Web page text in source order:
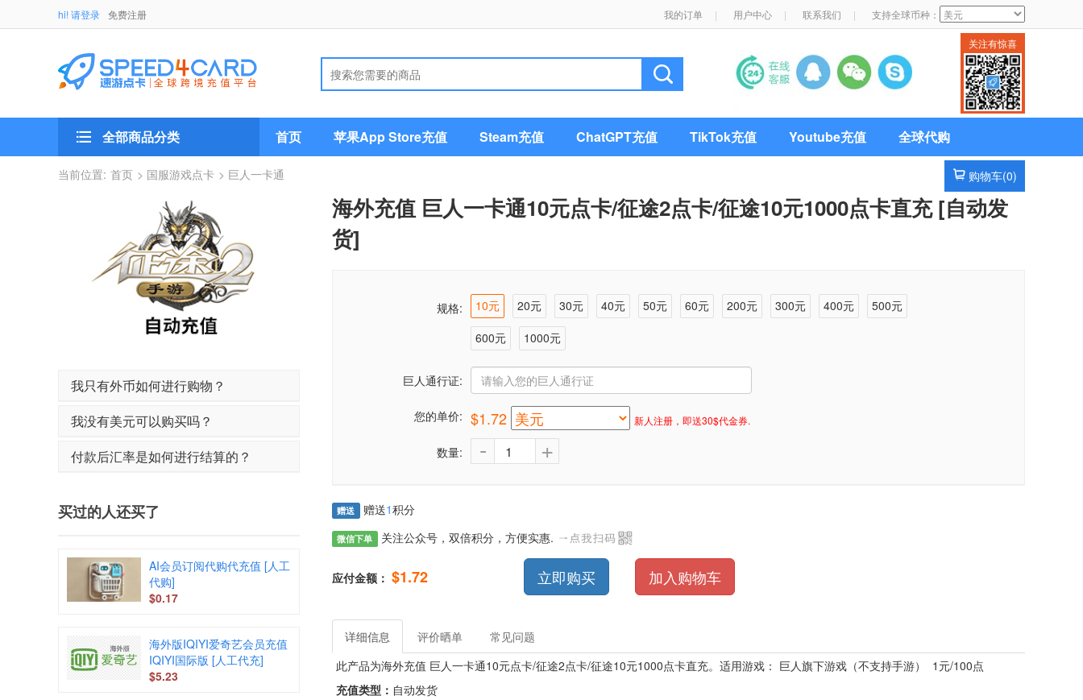
hi! 请登录 免费注册 我的订单 | 用户中心 | 联系我们 | 支持全球币种：
关注有惊喜
全部商品分类 首页 苹果App Store充值 Steam充值 ChatGPT充值 TikTok充值 Youtube充值 全球代购
购物车(0)
当前位置: 首页 > 国服游戏点卡 > 巨人一卡通
我只有外币如何进行购物？
我没有美元可以购买吗？
付款后汇率是如何进行结算的？
买过的人还买了
AI会员订阅代购代充值 [人工
代购]
$0.17
海外版IQIYI爱奇艺会员充值
IQIYI国际版 [人工代充]
$5.23
海外充值 巨人一卡通10元点卡/征途2点卡/征途10元1000点卡直充 [自动发
货]
规格: 10元 20元 30元 40元 50元 60元 200元 300元 400元
500元
600元
1000元
巨人通行证:
您的单价: $1.72 新人注册，即送30$代金券.
数量: - +
赠送 赠送1积分
微信下单 关注公众号，双倍积分，方便实惠.
应付金额： $1.72 立即购买 加入购物车
详细信息 评价晒单
常见问题
此产品为海外充值 巨人一卡通10元点卡/征途2点卡/征途10元1000点卡直充。适用游戏： 巨人旗下游戏（不支持手游） 1元/100点
充值类型： 自动发货